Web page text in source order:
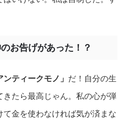
お告げがあった！？
ンティークモノ」 だ！自分の生
きたら最高じゃん。私の心が弾
金を使わなければ気が済まな